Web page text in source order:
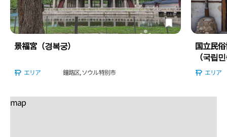
景福宮（경복궁）
エリア 鐘路区, ソウル特別市
国立民
（국립
관）エリア
map